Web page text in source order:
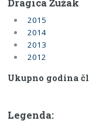
Dragica Žužak
2015
2014
2013
2012
Ukupno godina
Legenda: